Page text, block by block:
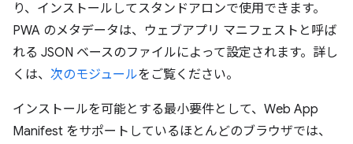
り、インストールしてスタンドアロンで使用できます。
PWA のメタデータは、ウェブアプリ マニフェストと呼ば
れる JSON ベースのファイルによって設定されます。詳し
くは、 次のモジュールをご覧ください。
インストールを可能とする最小要件として、Web App
Manifest をサポートしているほとんどのブラウザでは、